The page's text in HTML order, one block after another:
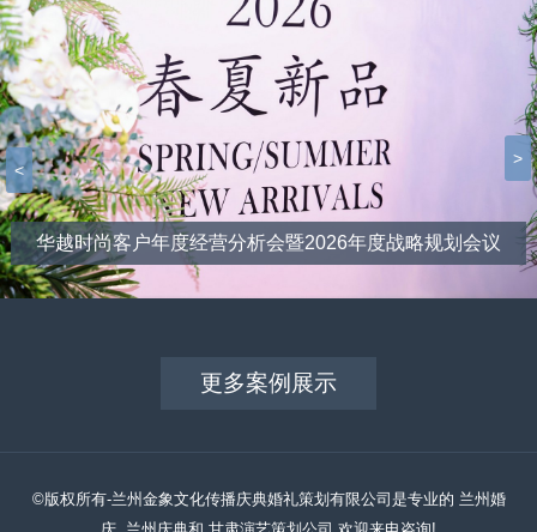
华越时尚客户年度经营分析会暨2026年度战略规划会议
<
>
更多案例展示
©版权所有-兰州金象文化传播庆典婚礼策划有限公司是专业的 兰州婚